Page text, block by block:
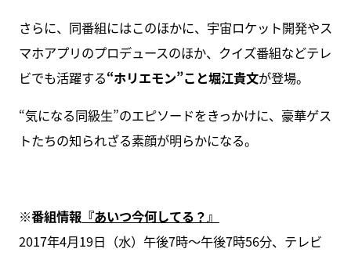
さらに、同番組にはこのほかに、宇宙ロケット開発やス
マホアプリのプロデュースのほか、クイズ番組などテレ
ビでも活躍する“ホリエモン”こと堀江貴文が登場。
“気になる同級生”のエピソードをきっかけに、豪華ゲス
トたちの知られざる素顔が明らかになる。
※番組情報『あいつ今何してる？』
2017年4月19日（水）午後7時～午後7時56分、テレビ